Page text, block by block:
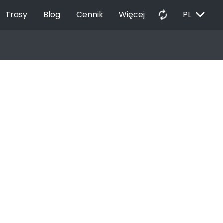
Trasy Blog Cennik Więcej autorenew PL EXPAND_MORE